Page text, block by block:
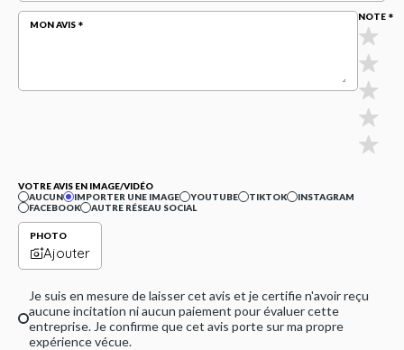
MON AVIS
NOTE
VOTRE AVIS EN IMAGE/VIDÉO
AUCUN
IMPORTER UNE IMAGE YOUTUBE TIKTOK
INSTAGRAM
FACEBOOK
AUTRE RÉSEAU SOCIAL
PHOTO
Ajouter
Je suis en mesure de laisser cet avis et je certifie n'avoir reçu
aucune incitation ni aucun paiement pour évaluer cette
entreprise. Je confirme que cet avis porte sur ma propre
expérience vécue.